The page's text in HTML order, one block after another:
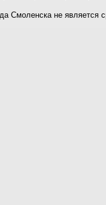
Смоленска не является